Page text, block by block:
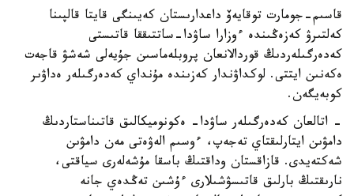
قاسىم-جومارت توقايەۆ داعدارىستان كەيىنگى قايتا قالپىنا
كەلتىرۋ كەزەڭىندە ءوزارا ساۋدا-ساتتىققا قاتىستى
كەدەرگىلەردىڭ قوردالانعان پروبلەماسىن جۇيەلى شەشۋ قاجەت
ەكەنىن ايتتى. لوكداۋندار كەزىندە مۇنداي كەدەرگىلەر ەداۋىر
كوبەيگەن.
- اتالعان كەدەرگىلەر ساۋدا- ەكونوميكالىق قاتىناستاردىڭ
دامۋىن ايتارلىقتاي تەجەپ، ءوسىم الەۋەتى مەن دامۋىن
شەكتەيدى. قازاقستان وداقتىڭ باسقا مۇشەلەرى سياقتى،
نارىقتىڭ بارلىق قاتىسۋشىلارى ءۇشىن تەڭدەي جانە